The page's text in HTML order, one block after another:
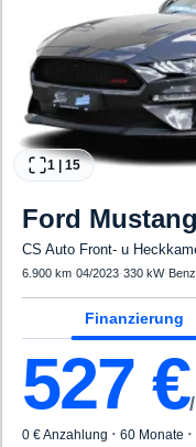
1 15
Ford Mustang
CS Auto Front- u
6.900 km·04/2023·330 kW·
Finanzierung
527 €
0 € Anzahlung · 60 Monate ·